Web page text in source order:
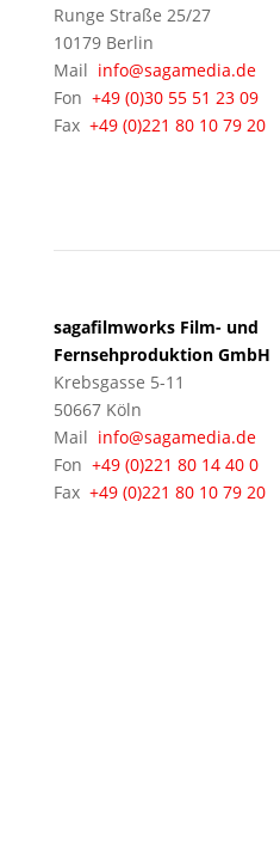
Runge Straße 25/27
10179 Berlin
Mail info@sagamedia.de
Fon +49 (0)30 55 51 23 09
Fax +49 (0)221 80 10 79 20
sagafilmworks Film- und
Fernsehproduktion GmbH
Krebsgasse 5-11
50667 Köln
Mail info@sagamedia.de
Fon +49 (0)221 80 14 40 0
Fax +49 (0)221 80 10 79 20